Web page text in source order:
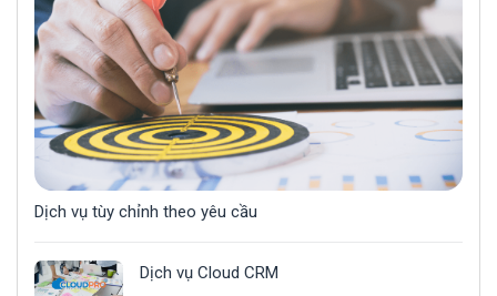
Dịch vụ tùy chỉnh theo yêu cầu
Dịch vụ Cloud CRM